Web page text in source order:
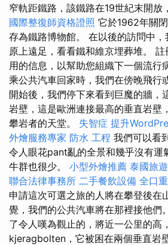
窄軌距鐵路，該鐵路在19世紀末開放
國際整復師資格證照 它於1962年關
存為鐵路博物館。 在以後的訪問中
原上遠足，看看鐵和維京埋葬堆。
用的信息，以幫助您組織下一個流行
乘公共汽車回家時，我們在傍晚飛行
開始後，我們停下來看到巨魔的牆，
岩壁，這是歐洲連接最高的垂直岩壁
攀岩者的天堂。 失智症 提升
外燴服務專家 防水 工程 我們可以看
令人眼花pant亂的全景和幾乎沒有運
牛群也很少。 小型外燴推薦 泰國旅
聯合法律事務所 二手餐飲設備 全口
申請這次可選之旅的人將在攀登後在
覺，我們的公共汽車將在那裡接他們
了令人嘆為觀止的，將近一公里的高
kjeragbolten，它被困在兩個垂直岩